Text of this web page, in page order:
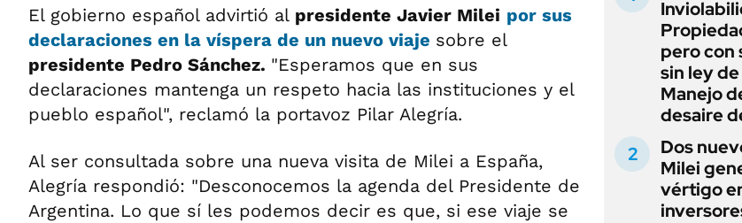
El gobierno español advirtió al presidente Javier Milei por sus
declaraciones en la víspera de un nuevo viaje sobre el
presidente Pedro Sánchez. "Esperamos que en sus
declaraciones mantenga un respeto hacia las instituciones y el
pueblo español", reclamó la portavoz Pilar Alegría.
Al ser consultada sobre una nueva visita de Milei a España,
Alegría respondió: "Desconocemos la agenda del Presidente de
Argentina. Lo que sí les podemos decir es que, si ese viaje se
pero con
sin ley
Manejo
desaire
Dos
Milei
vértigo